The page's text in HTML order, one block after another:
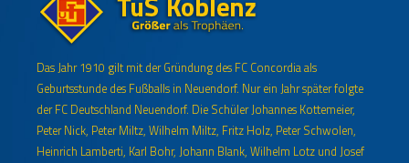
Das Jahr 1910 gilt mit der Gründung des FC Concordia als
Geburtsstunde des Fußballs in Neuendorf. Nur ein Jahr später folgte
der FC Deutschland Neuendorf. Die Schüler Johannes Kottemeier,
Peter Nick, Peter Miltz, Wilhelm Miltz, Fritz Holz, Peter Schwolen,
Heinrich Lamberti, Karl Bohr, Johann Blank, Wilhelm Lotz und Josef